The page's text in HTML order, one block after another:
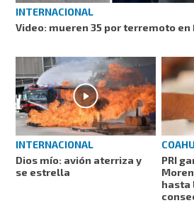
INTERNACIONAL
Video: mueren 35 por terremoto en
INTERNACIONAL
Dios mío: avión aterriza y
se estrella
PRI
hasta